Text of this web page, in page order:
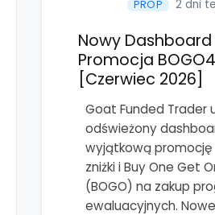
PROP 2 dni
Nowy Dashboard
Promocja
[Czerwiec 2026]
Goat Funded Trader
odświeżony
wyjątkową promocję
zniżki i Buy One Get
(BOGO) na zakup
ewaluacyjnych.